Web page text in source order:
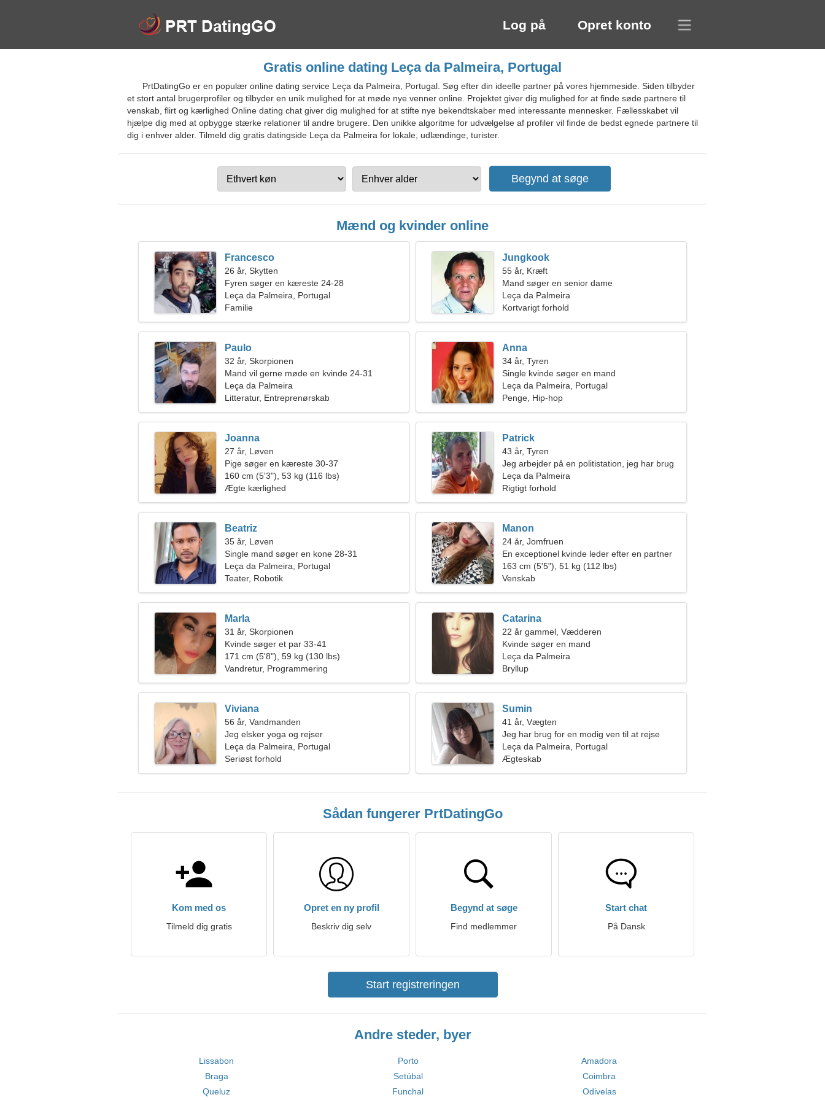
Log på Opret konto
Gratis online dating Leça da Palmeira, Portugal
PrtDatingGo er en populær online dating service Leça da Palmeira, Portugal. Søg efter din ideelle partner på vores hjemmeside. Siden tilbyder
et stort antal brugerprofiler og tilbyder en unik mulighed for at møde nye venner online. Projektet giver dig mulighed for at finde søde partnere til
venskab, flirt og kærlighed Online dating chat giver dig mulighed for at stifte nye bekendtskaber med interessante mennesker. Fællesskabet vil
hjælpe dig med at opbygge stærke relationer til andre brugere. Den unikke algoritme for udvælgelse af profiler vil finde de bedst egnede partnere til
dig i enhver alder. Tilmeld dig gratis datingside Leça da Palmeira for lokale, udlændinge, turister.
Mænd og kvinder online
Francesco
26 år, Skytten
Fyren søger en kæreste 24-28
Leça da Palmeira, Portugal
Familie
Jungkook
55 år, Kræft
Mand søger en senior dame
Leça da Palmeira
Kortvarigt forhold
Paulo
32 år, Skorpionen
Mand vil gerne møde en kvinde 24-31
Leça da Palmeira
Litteratur, Entreprenørskab
Anna
34 år, Tyren
Single kvinde søger en mand
Leça da Palmeira, Portugal
Penge, Hip-hop
Joanna
27 år, Løven
Pige søger en kæreste 30-37
160 cm (5'3"), 53 kg (116 lbs)
Ægte kærlighed
Patrick
43 år, Tyren
Jeg arbejder på en politistation, jeg har brug
for en yndefuld kvinde
Leça da Palmeira
Rigtigt forhold
Beatriz
35 år, Løven
Single mand søger en kone 28-31
Leça da Palmeira, Portugal
Teater, Robotik
Manon
24 år, Jomfruen
En exceptionel kvinde leder efter en partner
163 cm (5'5"), 51 kg (112 lbs)
Venskab
Marla
31 år, Skorpionen
Kvinde søger et par 33-41
171 cm (5'8"), 59 kg (130 lbs)
Vandretur, Programmering
Catarina
22 år gammel, Vædderen
Kvinde søger en mand
Leça da Palmeira
Bryllup
Viviana
56 år, Vandmanden
Jeg elsker yoga og rejser
Leça da Palmeira, Portugal
Seriøst forhold
Sumin
41 år, Vægten
Jeg har brug for en modig ven til at rejse
Leça da Palmeira, Portugal
Ægteskab
Sådan fungerer PrtDatingGo
Kom med os
Tilmeld dig gratis
Opret en ny profil
Beskriv dig selv
Begynd at søge
Find medlemmer
Start chat
På Dansk
Start registreringen
Andre steder, byer
Lissabon Porto
Amadora
Braga
Setúbal
Coimbra
Queluz
Funchal Odivelas